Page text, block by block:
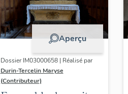
Aperçu
Dossier IM03000658 | Réalisé par
Durin-Tercelin Maryse
(Contributeur)